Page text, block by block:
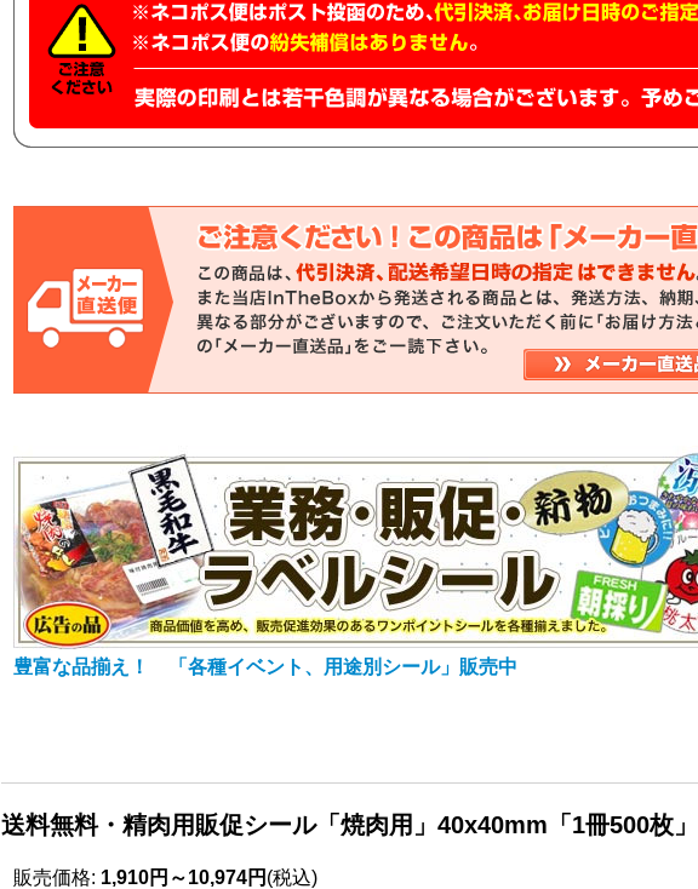
豊富な品揃え！ 「各種イベント、用途別シール」販売中
送料無料・精肉用販促シール「焼肉用」40x40mm「1冊500枚」
販売価格: 1,910円～10,974円 (税込)